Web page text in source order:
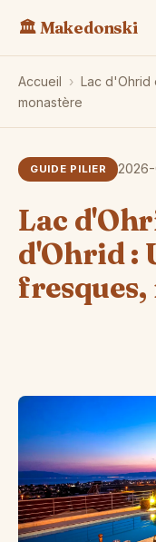
🏛️ Makedonski
Accueil › Lac d'Ohrid
monastère
GUIDE PILIER
Lac
d'Ohrid :